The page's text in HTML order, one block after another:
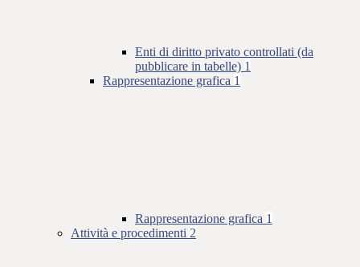
Enti di diritto privato controllati (da
pubblicare in tabelle) 1
Rappresentazione grafica 1
Rappresentazione grafica 1
Attività e procedimenti 2